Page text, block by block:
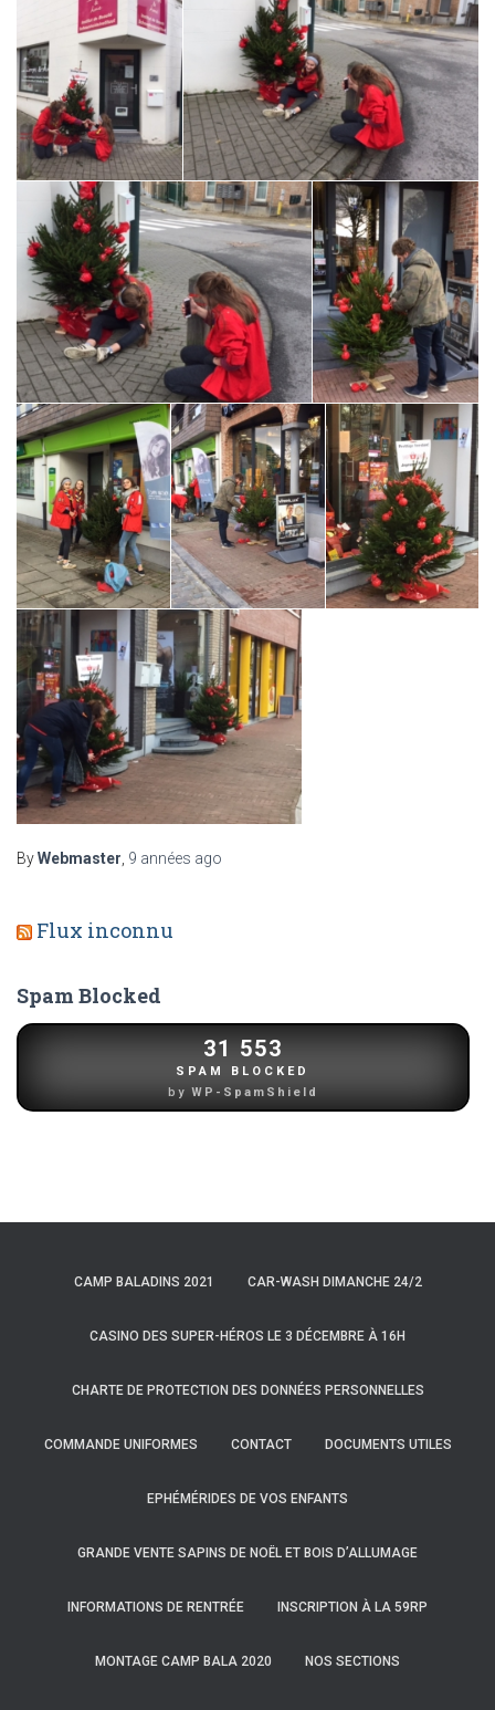
ByWebmaster 9 années ago
Flux inconnu
Spam Blocked
31 553
SPAM BLOCKED
by WP-SpamShield
CAMP BALADINS 2021 CAR-WASH DIMANCHE 24/2
CASINO DES SUPER-HÉROS LE 3 DÉCEMBRE À 16H
CHARTE DE PROTECTION DES DONNÉES PERSONNELLES
COMMANDE UNIFORMES CONTACT DOCUMENTS UTILES
EPHÉMÉRIDES DE VOS ENFANTS
GRANDE VENTE SAPINS DE NOËL ET BOIS D’ALLUMAGE
INFORMATIONS DE RENTRÉE INSCRIPTION À LA 59RP
MONTAGE CAMP BALA 2020 NOS SECTIONS